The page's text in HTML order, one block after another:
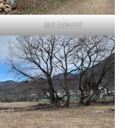
無名曲輪付近